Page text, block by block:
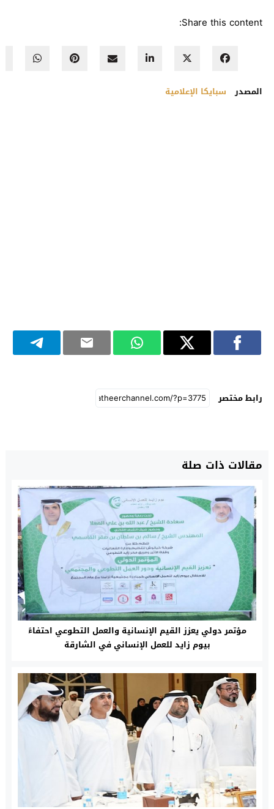
Share this content:
المصدر سبايكا الإعلامية
رابط مختصر
مقالات ذات صلة
مؤتمر دولي يعزز القيم الإنسانية والعمل التطوعي احتفاءً
بيوم زايد للعمل الإنساني في الشارقة